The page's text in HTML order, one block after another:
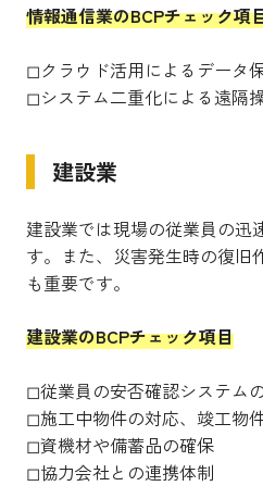
情報通信業のBCPチェック項
◻︎クラウド活用によるデータ
◻︎システム二重化による遠隔
建設業
建設業では現場の従業員の迅
す。また、災害発生時の復旧
も重要です。
建設業のBCPチェック項目
◻︎従業員の安否確認システム
◻︎施工中物件の対応、竣工物
◻︎資機材や備蓄品の確保
◻︎協力会社との連携体制